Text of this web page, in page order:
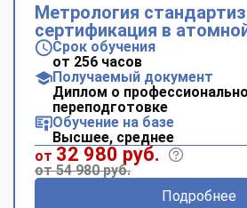
Метрология
сертификация в
Срок обучения
от 256 часов
Получаемый документ
Диплом о
переподготовке
Обучение на базе
Высшее, среднее
от 32 980 руб.
от 54 980 руб.
Подробнее